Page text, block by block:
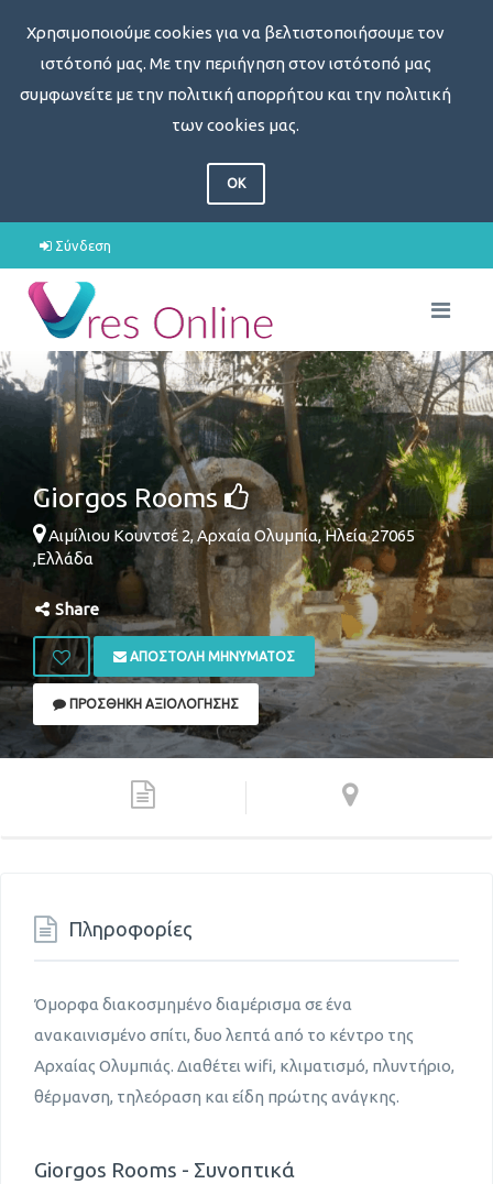
Χρησιμοποιούμε cookies για να βελτιστοποιήσουμε τον
ιστότοπό μας. Με την περιήγηση στον ιστότοπό μας
συμφωνείτε με την πολιτική απορρήτου και την πολιτική
των cookies μας.
OK
Σύνδεση
Giorgos Rooms
Αιμίλιου Κουντσέ 2,Αρχαία Ολυμπία,Ηλεία27065
,Ελλάδα
Share
ΑΠΟΣΤΟΛΉ ΜΗΝΎΜΑΤΟΣ
ΠΡΟΣΘΉΚΗ ΑΞΙΟΛΌΓΗΣΗΣ
Πληροφορίες
Όμορφα διακοσμημένο διαμέρισμα σε ένα
ανακαινισμένο σπίτι, δυο λεπτά από το κέντρο της
Αρχαίας Ολυμπιάς. Διαθέτει wifi, κλιματισμό, πλυντήριο,
θέρμανση, τηλεόραση και είδη πρώτης ανάγκης.
Giorgos Rooms - Συνοπτικά